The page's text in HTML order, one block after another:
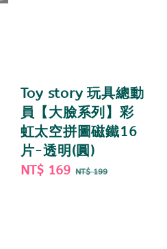
Toy story 玩具總動
員【大臉系列】彩
虹太空拼圖磁鐵16
片-透明(圓)
Sale
NT$ 169 Regular
NT$ 199